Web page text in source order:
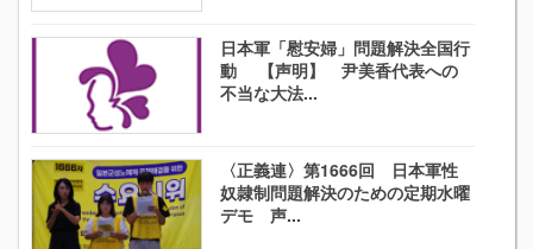
日本軍「慰安婦」問題解決全国行
動 【声明】 尹美香代表への
不当な大法...
〈正義連〉第1666回 日本軍性
奴隷制問題解決のための定期水曜
デモ 声...